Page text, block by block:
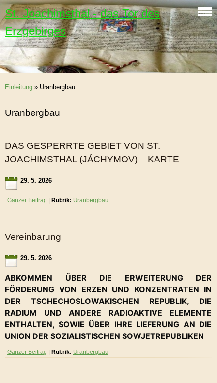
St. Joachimsthal - das Tor des
Erzgebirges
Einleitung » Uranbergbau
Uranbergbau
DAS GESPERRTE GEBIET VON ST.
JOACHIMSTHAL (JÁCHYMOV) – KARTE
29. 5. 2026
Ganzer Beitrag Rubrik: Uranbergbau
Vereinbarung
29. 5. 2026
ABKOMMEN ÜBER DIE ERWEITERUNG DER
FÖRDERUNG VON ERZEN UND KONZENTRATEN IN
DER TSCHECHOSLOWAKISCHEN REPUBLIK, DIE
RADIUM UND ANDERE RADIOAKTIVE ELEMENTE
ENTHALTEN, SOWIE ÜBER IHRE LIEFERUNG AN DIE
UNION DER SOZIALISTISCHEN SOWJETREPUBLIKEN
Ganzer Beitrag Rubrik: Uranbergbau